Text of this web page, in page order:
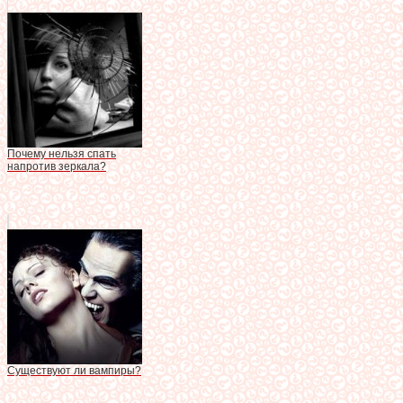
Почему нельзя спать
напротив зеркала?
Существуют ли вампиры?